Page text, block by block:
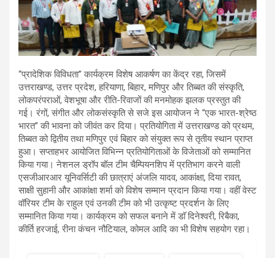
“प्रादेशिक विविधता” कार्यक्रम विशेष आकर्षण का केंद्र रहा, जिसमें
उत्तराखण्ड, उत्तर प्रदेश, हरियाणा, बिहार, मणिपुर और तिब्बत की संस्कृति,
लोकपरंपराओं, वेशभूषा और रीति-रिवाजों की मनमोहक झलक प्रस्तुत की
गई। रंगों, संगीत और लोकसंस्कृति से सजे इस आयोजन ने “एक भारत-श्रेष्ठ
भारत” की भावना को जीवंत कर दिया। प्रतियोगिता में उत्तराखण्ड को प्रथम,
तिब्बत को द्वितीय तथा मणिपुर एवं बिहार को संयुक्त रूप से तृतीय स्थान प्राप्त
हुआ। सप्ताहभर आयोजित विभिन्न प्रतियोगिताओं के विजेताओं को सम्मानित
किया गया। नेशनल ड्रॉप बॉल टीम चैम्पियनशिप में प्रतिभाग करने वाली
एसजीआरआर यूनिवर्सिटी की छात्राएं अंजलि यादव, आकांक्षा, दिया रावत,
साक्षी सुहानी और आकांक्षा शर्मा को विशेष सम्मान प्रदान किया गया। वहीं वेस्ट
वॉरियर टीम के राहुल एवं उनकी टीम को भी उत्कृष्ट प्रदर्शन के लिए
सम्मानित किया गया। कार्यक्रम को सफल बनाने में डाॅ दिनेश्वरी, रिबैका,
कीर्ति हरजाई, रीना कंचन नौटियाल, कोमल आदि का भी विशेष सहयोग रहा।